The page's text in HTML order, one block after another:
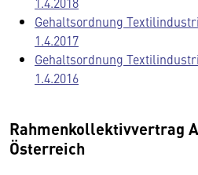
Gehaltsordnung
1.4.2017
Gehaltsordnung
1.4.2016
Rahmenkollektivvertrag
Österreich